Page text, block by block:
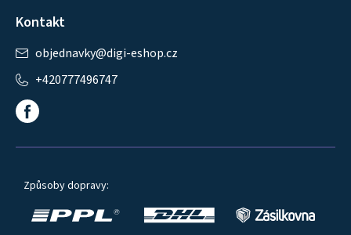
Kontakt
objednavky@digi-eshop.cz
+420777496747
Způsoby dopravy: